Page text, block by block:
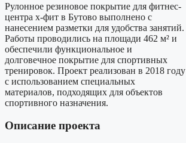
Рулонное резиновое покрытие для фитнес-
центра x-фит в Бутово выполнено с
нанесением разметки для удобства занятий.
Работы проводились на площади 462 м² и
обеспечили функциональное и
долговечное покрытие для спортивных
тренировок. Проект реализован в 2018 году
с использованием специальных
материалов, подходящих для объектов
спортивного назначения.
Описание проекта